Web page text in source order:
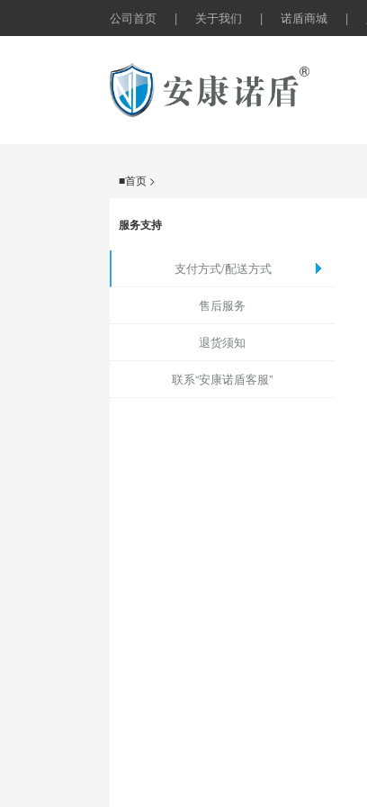
公司首页 | 关于我们 | 诺盾商城 |
■首页 >
服务支持
支付方式/配送方式
售后服务
退货须知
联系“安康诺盾客服”